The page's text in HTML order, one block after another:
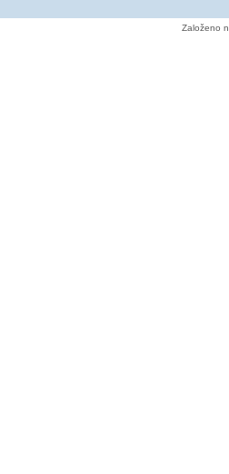
Založeno